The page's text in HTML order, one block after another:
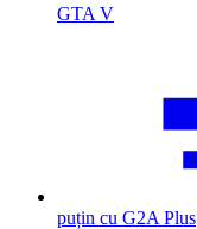
GTA V
puțin cu G2A Plus